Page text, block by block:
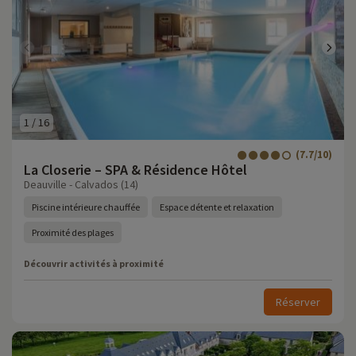
1 /16
La Closerie – SPA & Résidence Hôtel
(7.7/10)
Deauville - Calvados (14)
Piscine intérieure chauffée Espace détente et relaxation
Proximité des plages
Découvrir activités à proximité
Réserver